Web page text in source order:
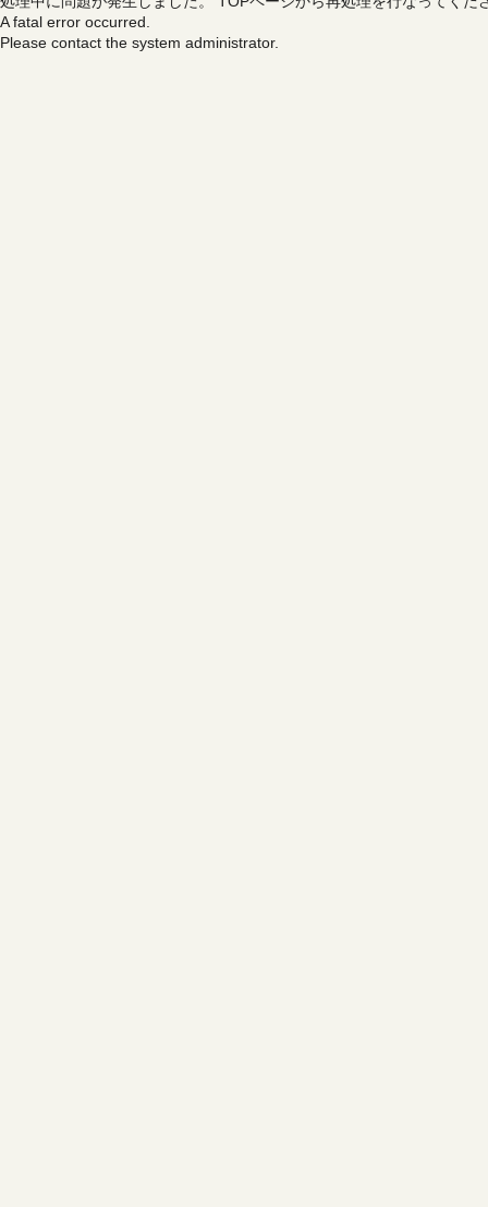
A fatal error occurred.
Please contact the system administrator.